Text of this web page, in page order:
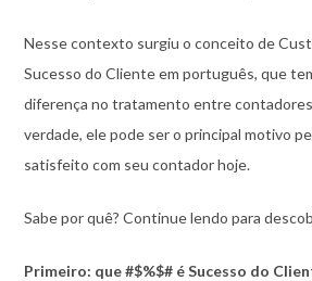
Nesse contexto surgiu o conceito de
Sucesso do Cliente em português, que
diferença no tratamento entre contadores
verdade, ele pode ser o principal motivo
satisfeito com seu contador hoje.
Sabe por quê? Continue lendo para
Primeiro: que #$%$# é Sucesso do